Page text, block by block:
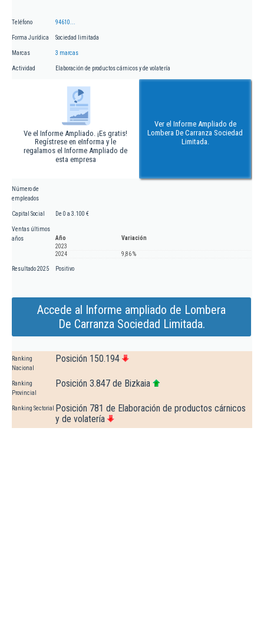
Teléfono 94610...
Forma Jurídica Sociedad limitada
Marcas 3 marcas
Actividad Elaboración de productos cárnicos y de volatería
Ve el Informe Ampliado. ¡Es gratis!
Regístrese en eInforma y le
regalamos el Informe Ampliado de
esta empresa
Ver el Informe Ampliado de
Lombera De Carranza Sociedad
Limitada.
Número de
empleados
Capital Social De 0 a 3.100 €
Ventas últimos
años
Año
Variación
2023
2024
9,86 %
Resultado 2025 Positivo
Accede al Informe ampliado de Lombera
De Carranza Sociedad Limitada.
Ranking
Nacional
Posición 150.194
Ranking
Provincial
Posición 3.847 de Bizkaia
Ranking Sectorial
Posición 781 de Elaboración de productos cárnicos
y de volatería